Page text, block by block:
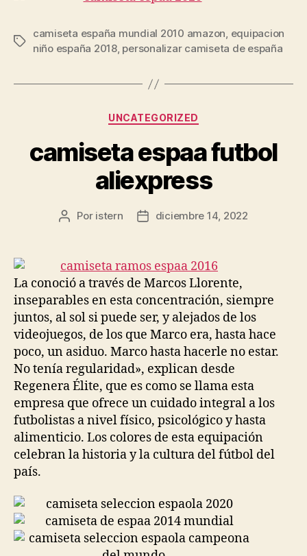
Etiquetas
camiseta españa mundial 2010 amazon, equipacion
niño españa 2018, personalizar camiseta de españa
Categorías
UNCATEGORIZED
camiseta espaa futbol
aliexpress
Autor
entrada
Por istern
Fecha
entrada
diciembre 14, 2022
La conoció a través de Marcos Llorente,
inseparables en esta concentración, siempre
juntos, al sol si puede ser, y alejados de los
videojuegos, de los que Marco era, hasta hace
poco, un asiduo. Marco hasta hacerle no estar.
No tenía regularidad», explican desde
Regenera Élite, que es como se llama esta
empresa que ofrece un cuidado integral a los
futbolistas a nivel físico, psicológico y hasta
alimenticio. Los colores de esta equipación
celebran la historia y la cultura del fútbol del
país.